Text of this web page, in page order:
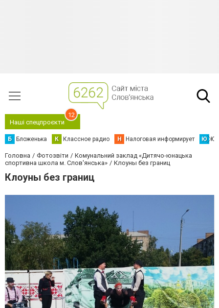
Наші спецпроєкти
12
Б Бложенька К Классное радио Н Налоговая информирует Ю
Головна Фотозвіти
Комунальний заклад «Дитячо-юнацька
спортивна школа м. Слов'янська»
Клоуны без границ
Клоуны без границ